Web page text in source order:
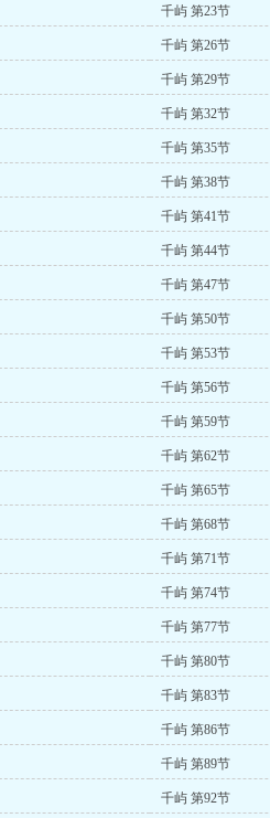
千屿 第23节
千屿 第26节
千屿 第29节
千屿 第32节
千屿 第35节
千屿 第38节
千屿 第41节
千屿 第44节
千屿 第47节
千屿 第50节
千屿 第53节
千屿 第56节
千屿 第59节
千屿 第62节
千屿 第65节
千屿 第68节
千屿 第71节
千屿 第74节
千屿 第77节
千屿 第80节
千屿 第83节
千屿 第86节
千屿 第89节
千屿 第92节